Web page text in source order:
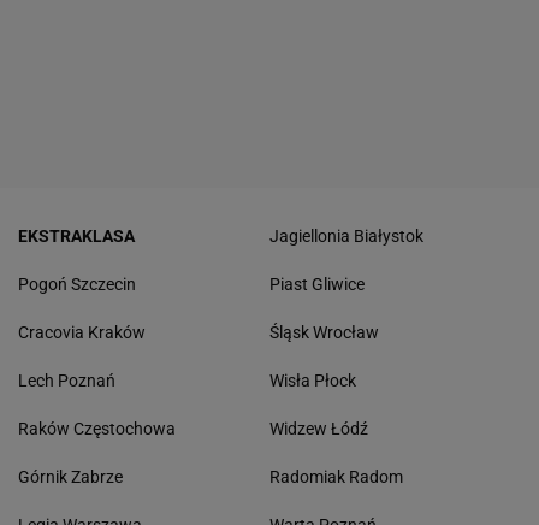
EKSTRAKLASA
Pogoń Szczecin
Cracovia Kraków
Lech Poznań
Raków Częstochowa
Górnik Zabrze
Jagiellonia Białystok
Piast Gliwice
Śląsk Wrocław
Wisła Płock
Widzew Łódź
Radomiak Radom